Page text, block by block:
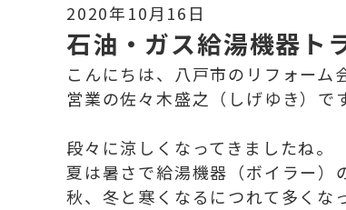
2020年10月16日
石油・ガス給湯機器ト
こんにちは、八戸市のリフォー
営業の佐々木盛之（しげゆき）です
段々に涼しくなってきましたね。
夏は暑さで給湯機器（ボイラー）
秋、冬と寒くなるにつれて多くな